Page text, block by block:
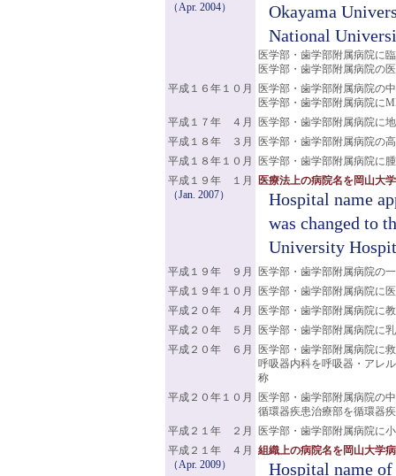
（Apr. 2004）
Okayama
National
医学部・歯学部附属病院に
医学部・歯学部附属病院の
平成１６年１０月
医学部・歯学部附属病院の
医学部・歯学部附属病院に
平成１７年 ４月
医学部・歯学部附属病院に
平成１８年 ３月
医学部・歯学部附属病院の
平成１８年１０月
医学部・歯学部附属病院に
平成１９年 １月
（Jan. 2007）
医療法上の病院名を岡山大
Hospital name
was changed to
University
平成１９年 ９月
医学部・歯学部附属病院の
平成１９年１０月
医学部・歯学部附属病院に
平成２０年 ４月
医学部・歯学部附属病院に
平成２０年 ５月
医学部・歯学部附属病院に
平成２０年 ６月
医学部・歯学部附属病院に
呼吸器内科を呼吸器・アレ
称
平成２０年１０月
医学部・歯学部附属病院の
循環器疾患治療部を循環器
平成２１年 ２月
医学部・歯学部附属病院に
平成２１年 ４月
（Apr. 2009）
組織上の病院名を岡山大学
Hospital name